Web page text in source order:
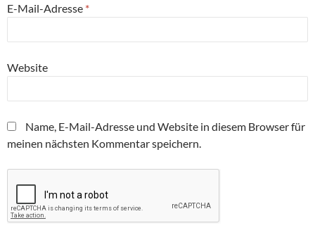
E-Mail-Adresse *
Website
Name, E-Mail-Adresse und Website in diesem Browser für
meinen nächsten Kommentar speichern.